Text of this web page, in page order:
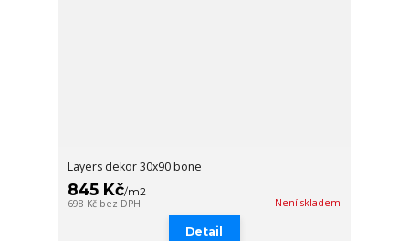
Layers dekor 30x90 bone
845 Kč/m2
698 Kč bez DPH Není skladem
Detail